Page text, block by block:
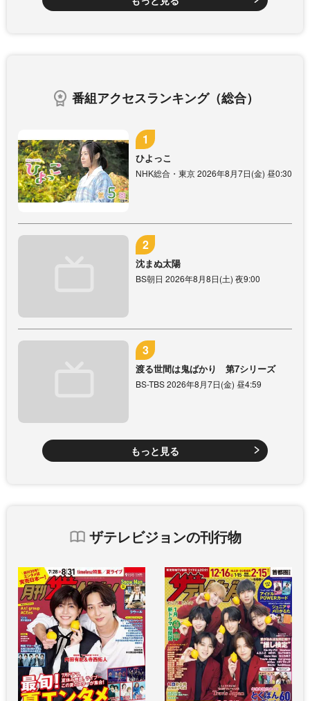
番組アクセスランキング（総合）
ひよっこ
NHK総合・東京 2026年8月7日(金) 昼0:30
沈まぬ太陽
BS朝日 2026年8月8日(土) 夜9:00
渡る世間は鬼ばかり 第7シリーズ
BS-TBS 2026年8月7日(金) 昼4:59
もっと見る
ザテレビジョンの刊行物